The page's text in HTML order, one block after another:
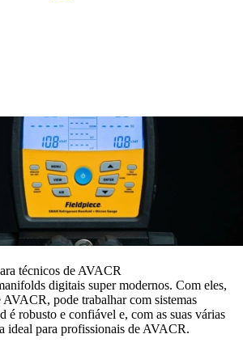
técnicos de AVACR
digitais super modernos. Com eles,
pode trabalhar com sistemas
é robusto e confiável e, com as suas várias
ideal para profissionais de AVACR.